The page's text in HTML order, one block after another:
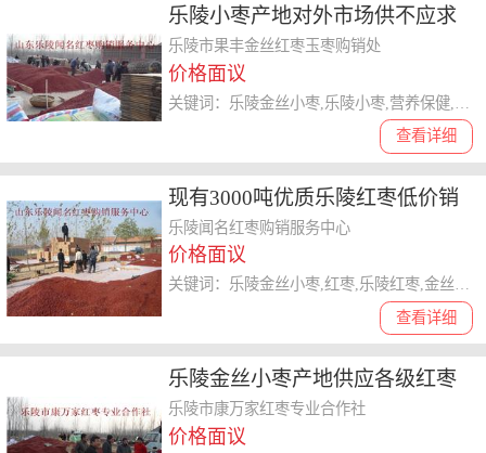
乐陵小枣产地对外市场供不应求
乐陵市果丰金丝红枣玉枣购销处
价格面议
查看详细
现有3000吨优质乐陵红枣低价销
售
乐陵闻名红枣购销服务中心
价格面议
查看详细
关键词：乐陵金丝小枣,红枣,乐陵红枣,金丝小枣,乐陵小枣
乐陵金丝小枣产地供应各级红枣
乐陵市康万家红枣专业合作社
价格面议